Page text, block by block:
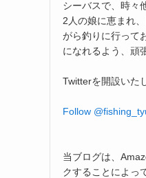
シーバスで、時々
2人の娘に恵まれ
がら釣りに行って
になれるよう、頑
Twitterを開設いた
Follow
当ブログは、
クすることによっ